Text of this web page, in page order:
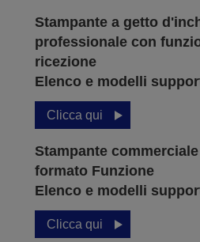
Stampante a getto
professionale con
ricezione
Elenco e modelli
Clicca qui
Stampante
formato Funzione
Elenco e modelli
Clicca qui